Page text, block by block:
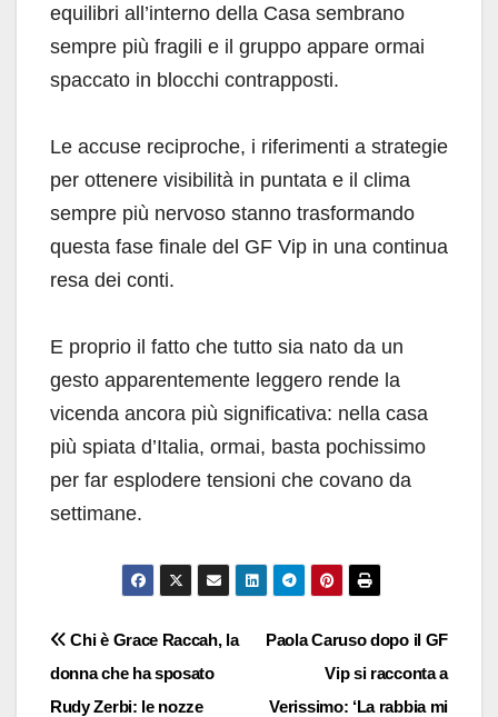
equilibri all’interno della Casa sembrano
sempre più fragili e il gruppo appare ormai
spaccato in blocchi contrapposti.
Le accuse reciproche, i riferimenti a strategie
per ottenere visibilità in puntata e il clima
sempre più nervoso stanno trasformando
questa fase finale del GF Vip in una continua
resa dei conti.
E proprio il fatto che tutto sia nato da un
gesto apparentemente leggero rende la
vicenda ancora più significativa: nella casa
più spiata d’Italia, ormai, basta pochissimo
per far esplodere tensioni che covano da
settimane.
Navigazione
articoli
Paola Caruso dopo il GF
Vip si racconta a
Verissimo: ‘La rabbia mi
Chi è Grace Raccah, la
donna che ha sposato
Rudy Zerbi: le nozze